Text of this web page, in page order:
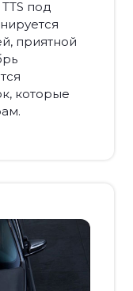
под
приятной
которые